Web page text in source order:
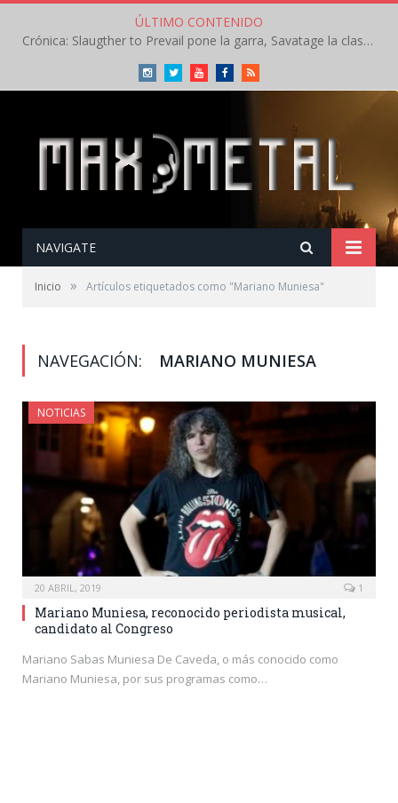
ÚLTIMO CONTENIDO
Crónica: Slaugther to Prevail pone la garra, Savatage la clase en la apertura del Leyendas del Rock – Miércoles – Agosto 2026
InstagramTwitterYoutubeFacebookRSS
NAVIGATE
Inicio » Artículos etiquetados como "Mariano Muniesa"
NAVEGACIÓN: MARIANO MUNIESA
NOTICIAS
20 ABRIL, 2019 1
Mariano Muniesa, reconocido periodista musical,
candidato al Congreso
Mariano Sabas Muniesa De Caveda, o más conocido como
Mariano Muniesa, por sus programas como…